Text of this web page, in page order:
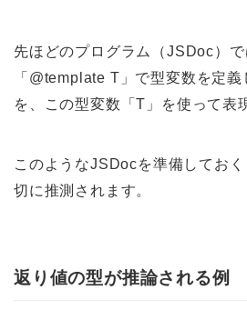
先ほどのプログラム（JSDoc）
「@template T」で型変数を定
を、この型変数「T」を使って表
このようなJSDocを準備してお
切に推測されます。
返り値の型が推論される例